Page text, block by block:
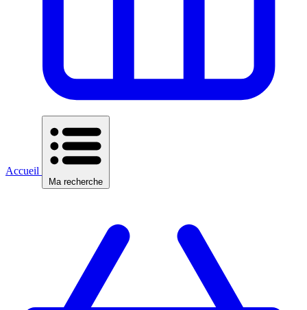
Accueil
Ma recherche